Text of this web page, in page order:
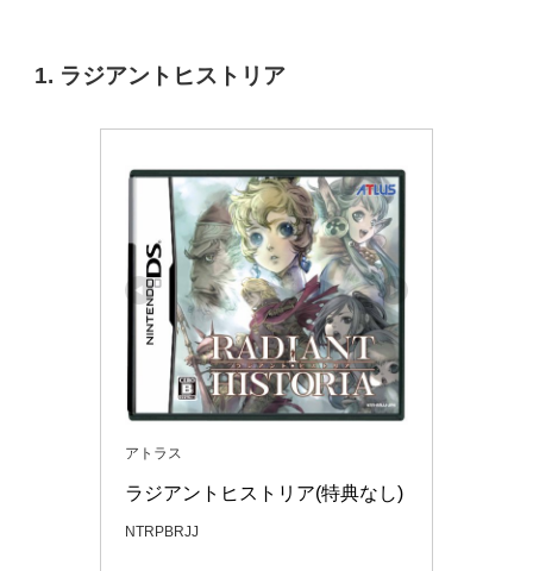
1. ラジアントヒストリア
アトラス
ラジアントヒストリア(特典なし)
NTRPBRJJ